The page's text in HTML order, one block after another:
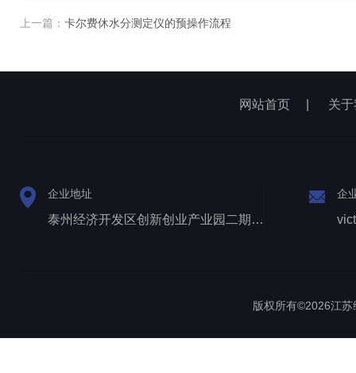
上一篇： 卡尔费休水分测定仪的预操作流程
网站首页 关
企业地址
泰州经济开发区创新创业产业园二期1号厂房西侧三层
企
版权所有©2026江